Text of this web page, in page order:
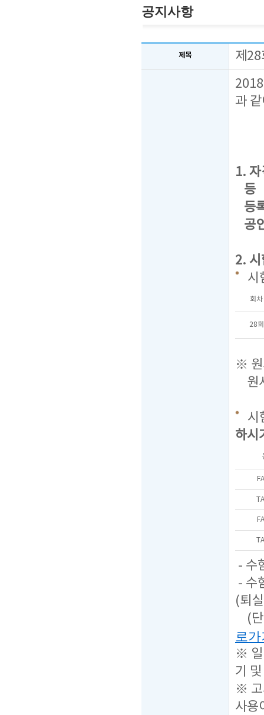
공지사항
제목 제28
과
1.
등
등
공
2. 시
시
회차
28회
※ 원
원
시
하시
- 수
- 수
(퇴
(단
로가
※ 일
기
※ 고
사용